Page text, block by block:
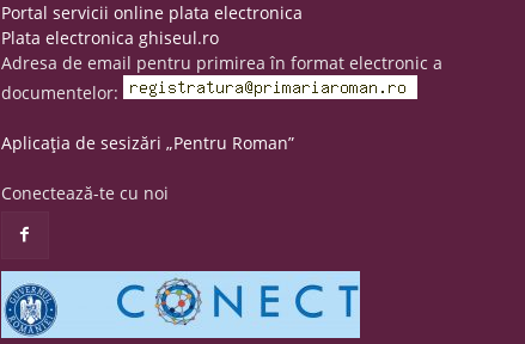
Portal servicii online plata electronica
Plata electronica ghiseul.ro
Adresa de email pentru primirea în format electronic a
documentelor:
Aplicația de sesizări „Pentru Roman”
Conectează-te cu noi